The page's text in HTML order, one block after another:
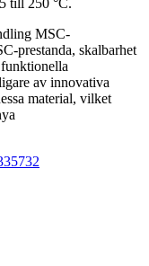
MSC-
prestanda, skalbarhet
av innovativa
material, vilket